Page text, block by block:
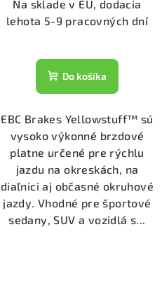
Na sklade v EU, dodacia
lehota 5-9 pracovných dní
Do košíka
EBC Brakes Yellowstuff™ sú
vysoko výkonné brzdové
platne určené pre rýchlu
jazdu na okreskách, na
diaľnici aj občasné okruhové
jazdy. Vhodné pre športové
sedany, SUV a vozidlá s...